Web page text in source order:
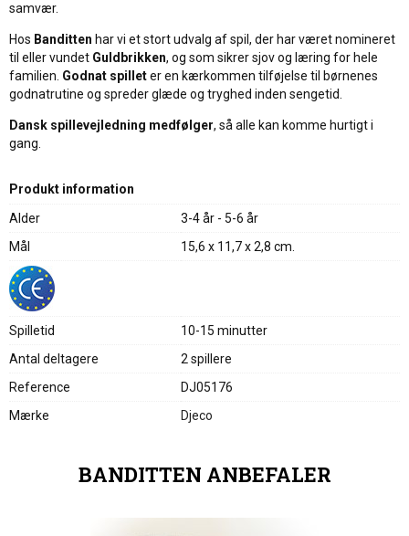
samvær.
Hos Banditten har vi et stort udvalg af spil, der har været nomineret
til eller vundet Guldbrikken, og som sikrer sjov og læring for hele
familien. Godnat spilleter en kærkommen tilføjelse til børnenes
godnatrutine og spreder glæde og tryghed inden sengetid.
Dansk spillevejledning medfølger, så alle kan komme hurtigt i
gang.
Produkt information
Alder
3-4 år - 5-6 år
Mål
15,6 x 11,7 x 2,8 cm.
Spilletid
10-15 minutter
Antal deltagere
2 spillere
Reference
DJ05176
Mærke
Djeco
BANDITTEN ANBEFALER